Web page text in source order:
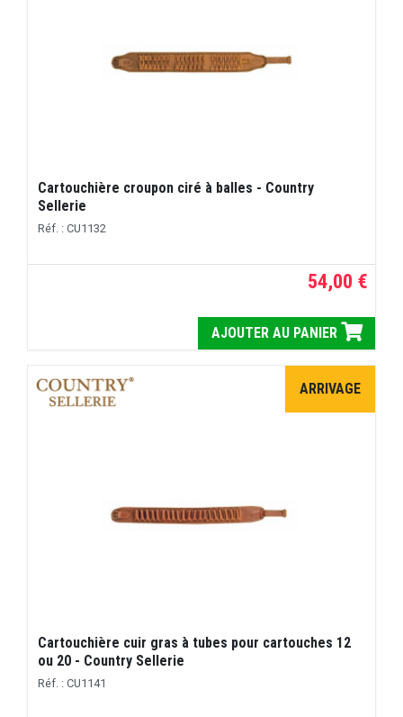
Cartouchière croupon ciré à balles - Country
Sellerie
Réf. : CU1132
54,00 €
AJOUTER AU PANIER
ARRIVAGE
Cartouchière cuir gras à tubes pour cartouches 12
ou 20 - Country Sellerie
Réf. : CU1141